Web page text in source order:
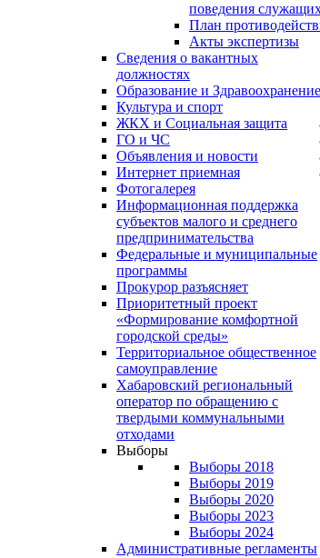
поведения
План
Акты экспертизы
Сведения о вакантных
должностях
Образование и Здравоохранение
Культура и спорт
ЖКХ и Социальная защита
ГО и ЧС
Объявления и новости
Интернет приемная
Фотогалерея
Информационная поддержка
субъектов малого и среднего
предпринимательства
Федеральные и муниципальные
программы
Прокурор разъясняет
Приоритетный проект
«Формирование комфортной
городской среды»
Территориальное общественное
самоуправление
Хабаровский региональный
оператор по обращению с
твердыми коммунальными
отходами
Выборы
Выборы 2018
Выборы 2019
Выборы 2020
Выборы 2023
Выборы 2024
Административные регламенты